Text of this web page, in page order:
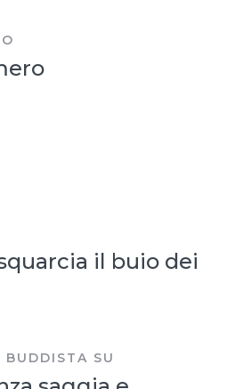
il buio dei
BUDDISTA SU